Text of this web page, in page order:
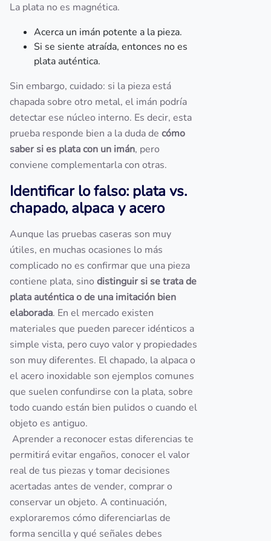
La plata no es magnética.
Acerca un imán potente a la pieza.
Si se siente atraída, entonces no es
plata auténtica.
Sin embargo, cuidado: si la pieza está
chapada sobre otro metal, el imán podría
detectar ese núcleo interno. Es decir, esta
prueba responde bien a la duda de cómo
saber si es plata con un imán, pero
conviene complementarla con otras.
Identificar lo falso: plata vs.
chapado, alpaca y acero
Aunque las pruebas caseras son muy
útiles, en muchas ocasiones lo más
complicado no es confirmar que una pieza
contiene plata, sino distinguir si se trata de
plata auténtica o de una imitación bien
elaborada. En el mercado existen
materiales que pueden parecer idénticos a
simple vista, pero cuyo valor y propiedades
son muy diferentes. El chapado, la alpaca o
el acero inoxidable son ejemplos comunes
que suelen confundirse con la plata, sobre
todo cuando están bien pulidos o cuando el
objeto es antiguo.
Aprender a reconocer estas diferencias te
permitirá evitar engaños, conocer el valor
real de tus piezas y tomar decisiones
acertadas antes de vender, comprar o
conservar un objeto. A continuación,
exploraremos cómo diferenciarlas de
forma sencilla y qué señales debes